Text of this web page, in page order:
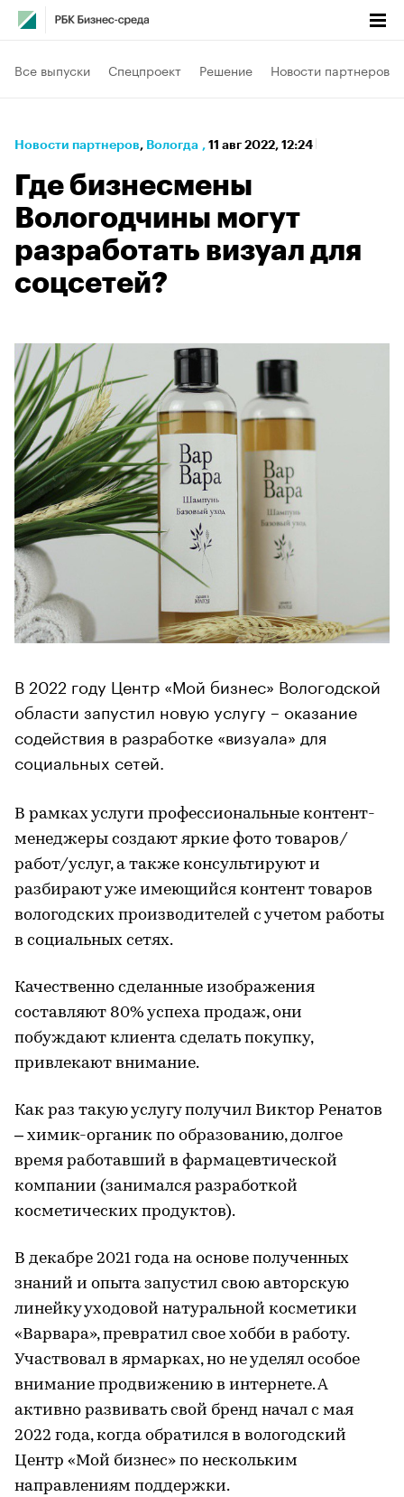
Все выпуски Спецпроект Решение Новости партнеров
Новости партнеров⁠, Вологда , 11 авг 2022, 12:24
Где бизнесмены
Вологодчины могут
разработать визуал для
соцсетей?
В 2022 году Центр «Мой бизнес» Вологодской
области запустил новую услугу – оказание
содействия в разработке «визуала» для
социальных сетей.
В рамках услуги профессиональные контент-
менеджеры создают яркие фото товаров/
работ/услуг, а также консультируют и
разбирают уже имеющийся контент товаров
вологодских производителей с учетом работы
в социальных сетях.
Качественно сделанные изображения
составляют 80% успеха продаж, они
побуждают клиента сделать покупку,
привлекают внимание.
Как раз такую услугу получил Виктор Ренатов
– химик-органик по образованию, долгое
время работавший в фармацевтической
компании (занимался разработкой
косметических продуктов).
В декабре 2021 года на основе полученных
знаний и опыта запустил свою авторскую
линейку уходовой натуральной косметики
«Варвара», превратил свое хобби в работу.
Участвовал в ярмарках, но не уделял особое
внимание продвижению в интернете. А
активно развивать свой бренд начал с мая
2022 года, когда обратился в вологодский
Центр «Мой бизнес» по нескольким
направлениям поддержки.